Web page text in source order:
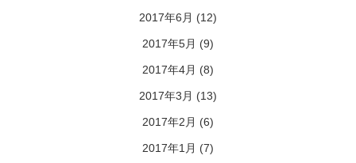
2017年6月 (12)
2017年5月 (9)
2017年4月 (8)
2017年3月 (13)
2017年2月 (6)
2017年1月 (7)